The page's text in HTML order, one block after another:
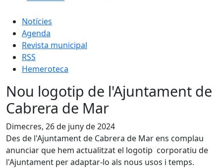
Notícies
Agenda
Revista municipal
RSS
Hemeroteca
Nou logotip de l'Ajuntament de
Cabrera de Mar
Dimecres, 26 de juny de 2024
Des de l'Ajuntament de Cabrera de Mar ens complau
anunciar que hem actualitzat el logotip corporatiu de
l'Ajuntament per adaptar-lo als nous usos i temps.